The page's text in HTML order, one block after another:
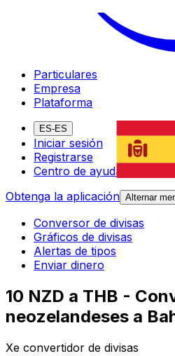
Particulares
Empresa
Plataforma
ES-ES
Iniciar sesión
Registrarse
Centro de ayuda
Obtenga la aplicación Alternar
Conversor de divisas
Gráficos de divisas
Alertas de tipos
Enviar dinero
10 NZD a THB -
neozelandeses a
Xe convertidor de divisas